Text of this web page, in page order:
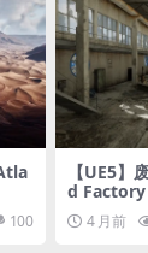
100
【UE5
d Factory
4 月前